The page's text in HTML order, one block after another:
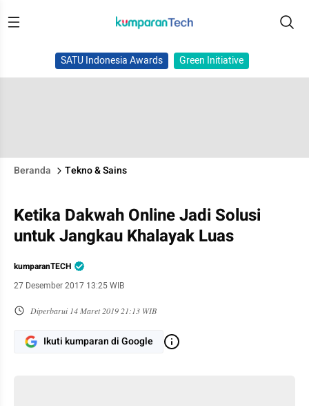
SATU Indonesia Awards Green Initiative
Beranda Tekno & Sains
Ketika Dakwah Online Jadi Solusi
untuk Jangkau Khalayak Luas
kumparanTECH
27 Desember 2017 13:25 WIB
Diperbarui 14 Maret 2019 21:13 WIB
Ikuti kumparan di Google